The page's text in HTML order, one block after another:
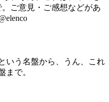
ご意見・ご感想などがあ
いう名盤から、うん、これ
まで。